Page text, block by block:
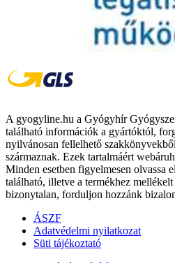
A gyogyline.hu a Gyógyhír
található információk a gyártóktól,
nyilvánosan fellelhető
származnak. Ezek tartalmáért
Minden esetben figyelmesen olvassa
található, illetve a termékhez
bizonytalan, forduljon hozzánk
ÁSZF
Adatvédelmi nyilatkozat
Süti tájékoztató